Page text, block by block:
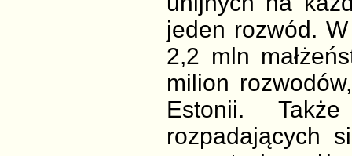
jeden rozwód.
2,2 mln
milion
Estonii.
rozpadających